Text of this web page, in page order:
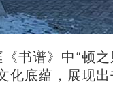
书谱》中“顿
化底蕴，展现